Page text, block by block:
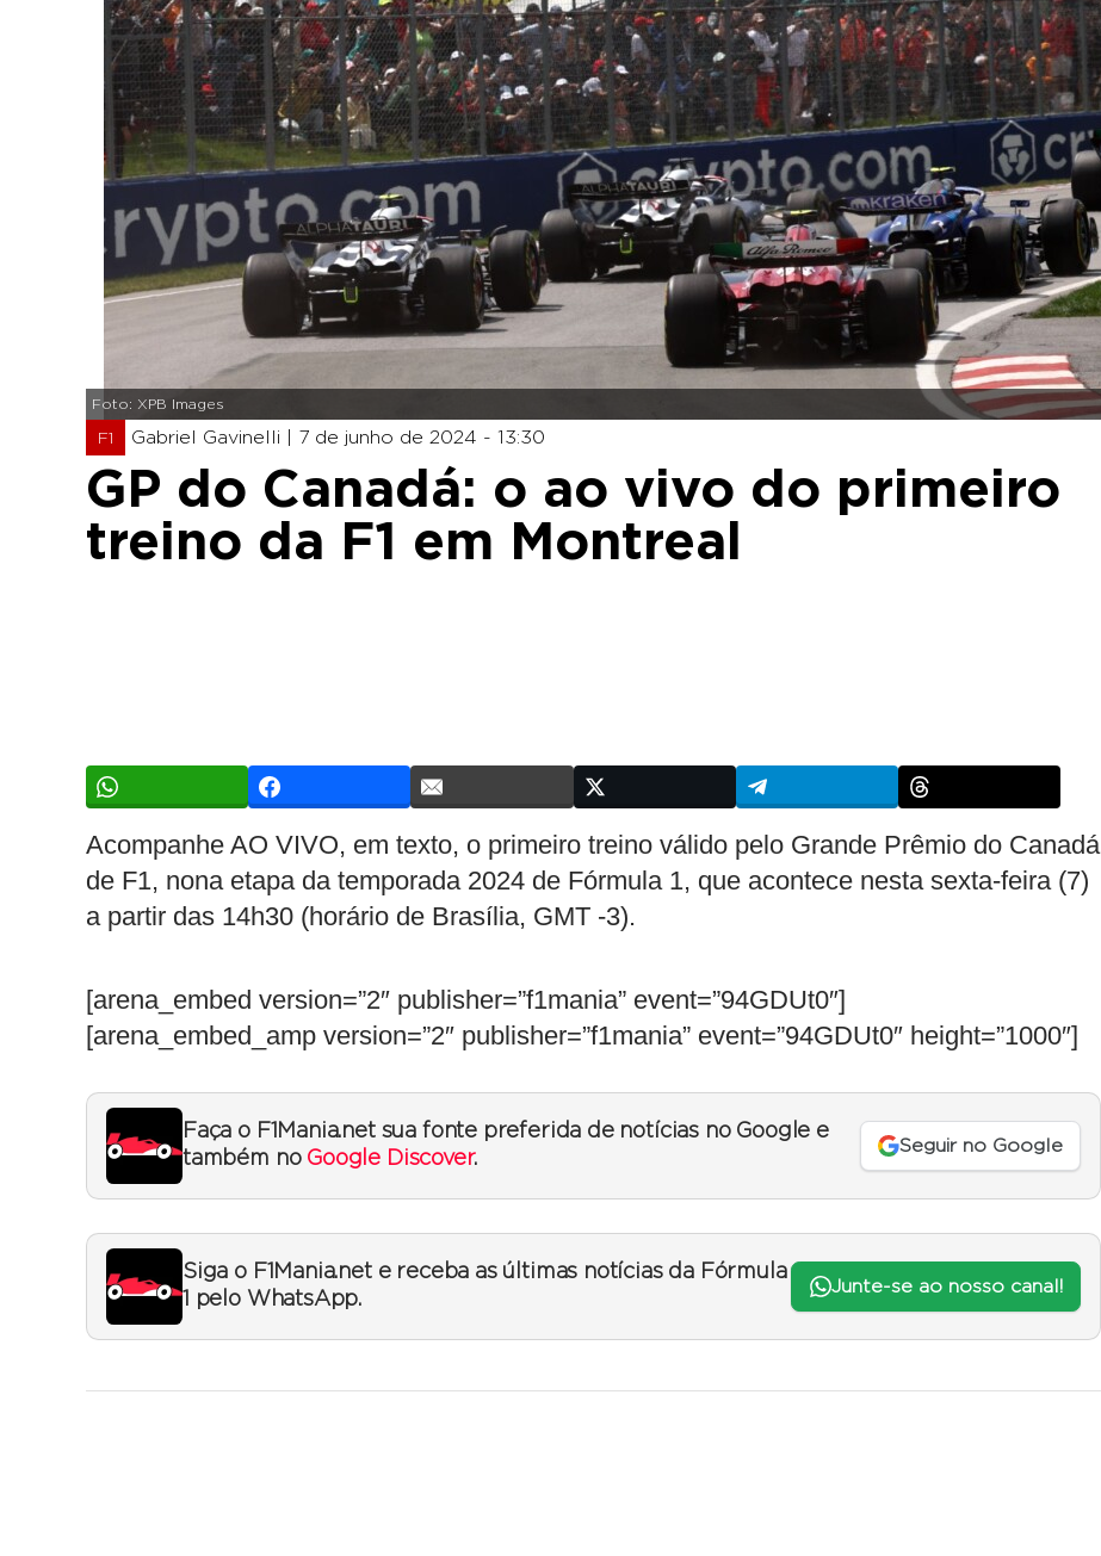
Foto: XPB Images
F1 Gabriel Gavinelli | 7 de junho de 2024 - 13:30
GP do Canadá: o ao vivo do primeiro
treino da F1 em Montreal
Acompanhe AO VIVO, em texto, o primeiro treino válido pelo Grande Prêmio do Canadá
de F1, nona etapa da temporada 2024 de Fórmula 1, que acontece nesta sexta-feira (7)
a partir das 14h30 (horário de Brasília, GMT -3).
[arena_embed version=”2″ publisher=”f1mania” event=”94GDUt0″]
[arena_embed_amp version=”2″ publisher=”f1mania” event=”94GDUt0″ height=”1000″]
Faça o F1Mania.net sua fonte preferida de notícias no Google e
também no Google Discover.
Seguir no Google
Siga o F1Mania.net e receba as últimas notícias da Fórmula
1 pelo WhatsApp.
Junte-se ao nosso canal!